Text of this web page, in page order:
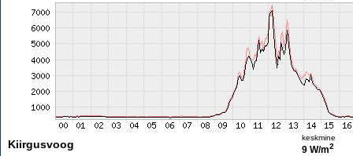
Kiirgusvoog
keskmine
9 W/m2